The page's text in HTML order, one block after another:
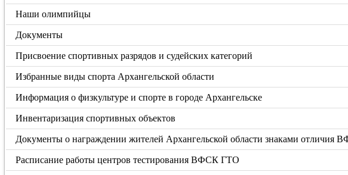
Наши олимпийцы
Документы
Присвоение спортивных разрядов и судейских категорий
Избранные виды спорта Архангельской области
Информация о физкультуре и спорте в городе Архангельске
Инвентаризация спортивных объектов
Документы о награждении жителей Архангельской области знаками отличия
Расписание работы центров тестирования ВФСК ГТО